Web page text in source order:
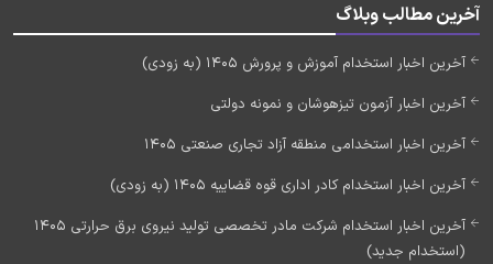
آخرین مطالب وبلاگ
آخرین اخبار استخدام آموزش و پرورش 1405 (به زودی)
آخرین اخبار آزمون تیزهوشان و نمونه دولتی
آخرین اخبار استخدامی منطقه آزاد تجاری صنعتی 1405
آخرین اخبار استخدام کادر اداری قوه قضاییه 1405 (به زودی)
آخرین اخبار استخدام شرکت مادر تخصصی تولید نیروی برق حرارتی 1405
(استخدام جدید)